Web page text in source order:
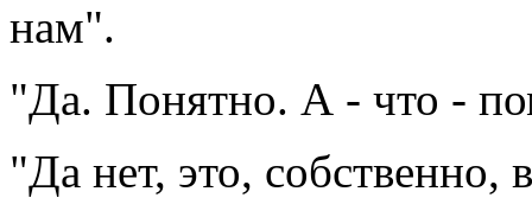
нам".
"Да. Понятно. А - что -
"Да нет, это,